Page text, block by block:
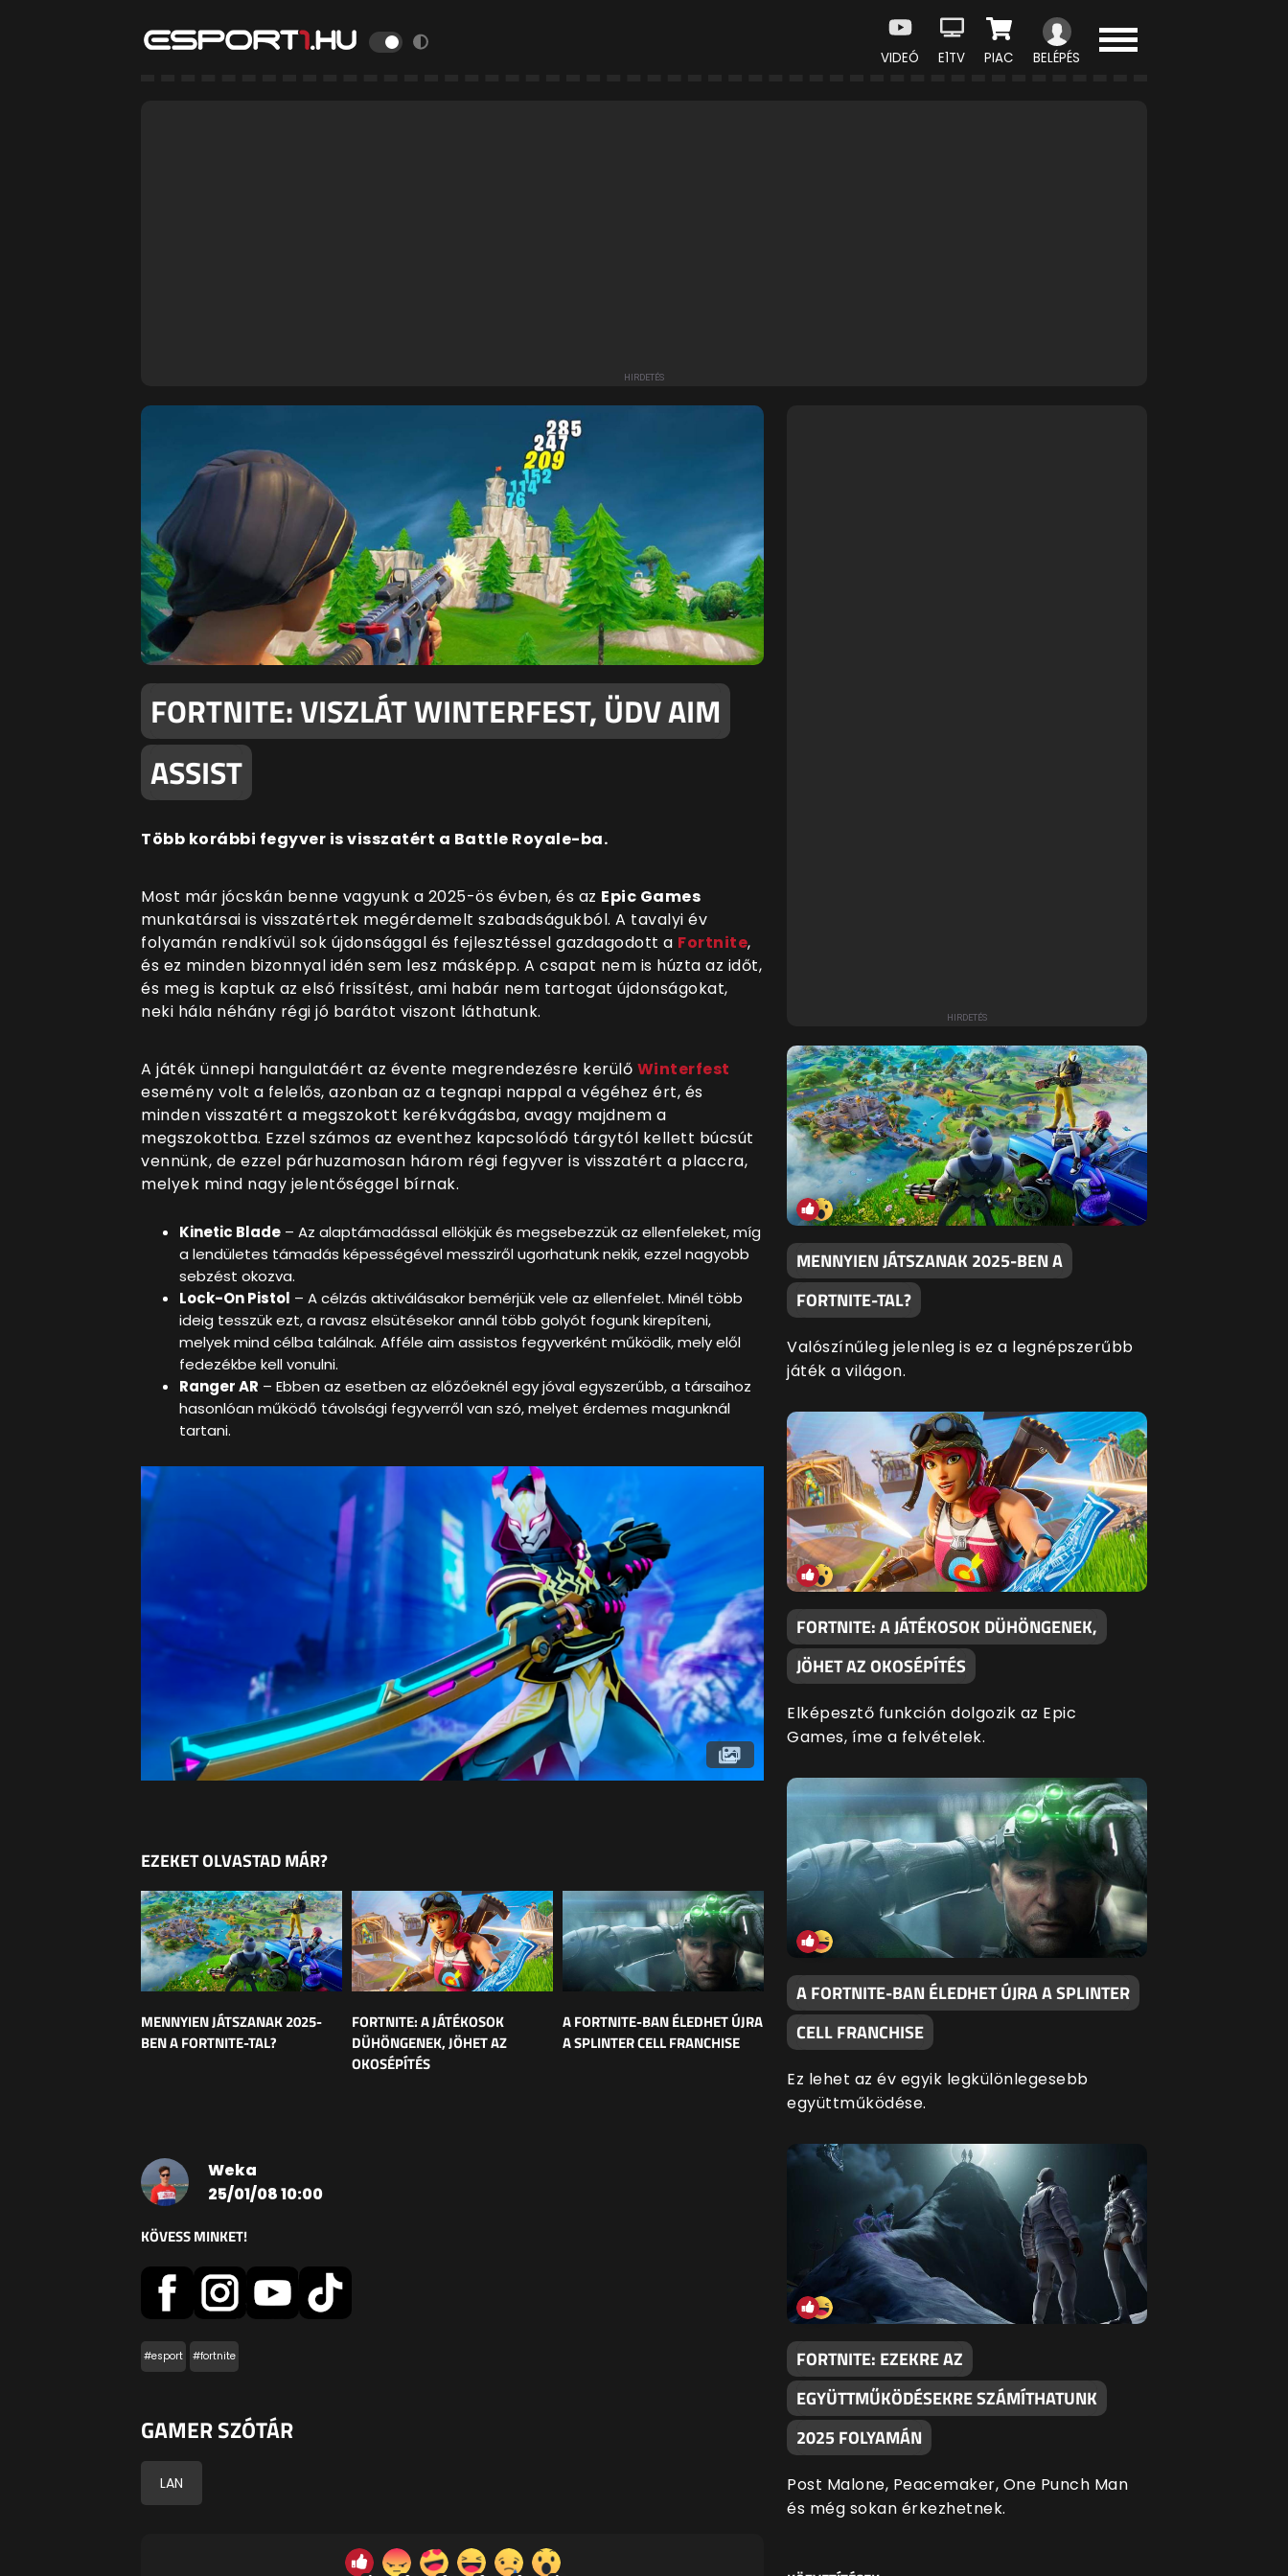
VIDEÓ E1TV PIAC BELÉPÉS
FORTNITE: VISZLÁT WINTERFEST, ÜDV AIM
ASSIST
Több korábbi fegyver is visszatért a Battle Royale-ba.
Most már jócskán benne vagyunk a 2025-ös évben, és az Epic Games
munkatársai is visszatértek megérdemelt szabadságukból. A tavalyi év
folyamán rendkívül sok újdonsággal és fejlesztéssel gazdagodott a Fortnite,
és ez minden bizonnyal idén sem lesz másképp. A csapat nem is húzta az időt,
és meg is kaptuk az első frissítést, ami habár nem tartogat újdonságokat,
neki hála néhány régi jó barátot viszont láthatunk.
A játék ünnepi hangulatáért az évente megrendezésre kerülő Winterfest
esemény volt a felelős, azonban az a tegnapi nappal a végéhez ért, és
minden visszatért a megszokott kerékvágásba, avagy majdnem a
megszokottba. Ezzel számos az eventhez kapcsolódó tárgytól kellett búcsút
vennünk, de ezzel párhuzamosan három régi fegyver is visszatért a placcra,
melyek mind nagy jelentőséggel bírnak.
Kinetic Blade – Az alaptámadással ellökjük és megsebezzük az ellenfeleket, míg
a lendületes támadás képességével messziről ugorhatunk nekik, ezzel nagyobb
sebzést okozva.
Lock-On Pistol – A célzás aktiválásakor bemérjük vele az ellenfelet. Minél több
ideig tesszük ezt, a ravasz elsütésekor annál több golyót fogunk kirepíteni,
melyek mind célba találnak. Afféle aim assistos fegyverként működik, mely elől
fedezékbe kell vonulni.
Ranger AR – Ebben az esetben az előzőeknél egy jóval egyszerűbb, a társaihoz
hasonlóan működő távolsági fegyverről van szó, melyet érdemes magunknál
tartani.
EZEKET OLVASTAD MÁR?
MENNYIEN JÁTSZANAK 2025-
BEN A FORTNITE-TAL?
FORTNITE: A JÁTÉKOSOK
DÜHÖNGENEK, JÖHET AZ
OKOSÉPÍTÉS
A FORTNITE-BAN ÉLEDHET ÚJRA
A SPLINTER CELL FRANCHISE
Weka
25/01/08 10:00
KÖVESS MINKET!
#esport #fortnite
GAMER SZÓTÁR
LAN
MENNYIEN JÁTSZANAK 2025-BEN A
FORTNITE-TAL?
Valószínűleg jelenleg is ez a legnépszerűbb
játék a világon.
FORTNITE: A JÁTÉKOSOK DÜHÖNGENEK,
JÖHET AZ OKOSÉPÍTÉS
Elképesztő funkción dolgozik az Epic
Games, íme a felvételek.
A FORTNITE-BAN ÉLEDHET ÚJRA A SPLINTER
CELL FRANCHISE
Ez lehet az év egyik legkülönlegesebb
együttműködése.
FORTNITE: EZEKRE AZ
EGYÜTTMŰKÖDÉSEKRE SZÁMÍTHATUNK
2025 FOLYAMÁN
Post Malone, Peacemaker, One Punch Man
és még sokan érkezhetnek.